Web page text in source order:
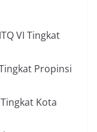
VI Tingkat
Propinsi
Kota